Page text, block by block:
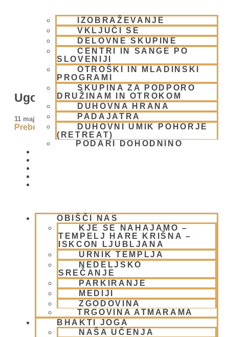
IZOBRAŽEVANJE
VKLJUČI SE
DELOVNE SKUPINE
CENTRI IN SANGE PO
SLOVENIJI
OTROŠKI IN MLADINSKI
PROGRAMI
SKUPINA ZA PODPORO
DRUŽINAM IN OTROKOM
DUHOVNA HRANA
PADAJATRA
DUHOVNI UMIK POHORJE
(RETREAT)
PODARI DOHODNINO
OBIŠČI NAS
KJE SE NAHAJAMO –
TEMPELJ HARE KRIŠNA –
ISKCON LJUBLJANA
URNIK TEMPLJA
NEDELJSKO
SREČANJE
PARKIRANJE
MEDIJI
ZGODOVINA
TRGOVINA ATMARAMA
BHAKTI JOGA
NAŠA UČENJA
Ugotavljanje osebne konstitucije
11 maja, 2009
Preberi več »
Vegetarijanstvo – pot do višjega
11 maja, 2009
Preberi več »